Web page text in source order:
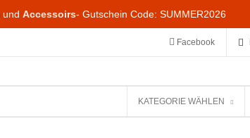
Facebook
KATEGORIE WÄHLEN
und Accessoirs- Gutschein Code: SUMMER2026